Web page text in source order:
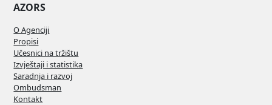
AZORS
O Agenciji
Propisi
Učesnici na tržištu
Izvještaji i statistika
Saradnja i razvoj
Ombudsman
Kontakt